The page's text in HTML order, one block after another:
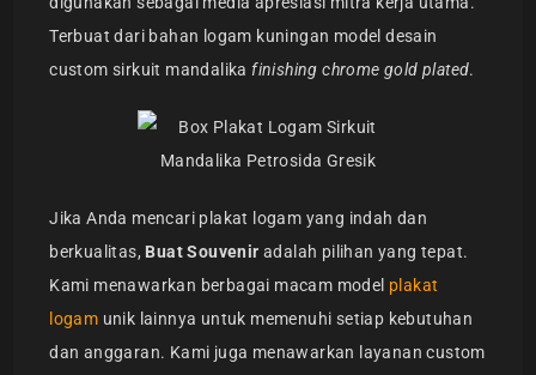
Terbuat dari bahan logam kuningan model desain
custom sirkuit mandalika finishing chrome gold plated.
Jika Anda mencari plakat logam yang indah dan
berkualitas, Buat Souvenir adalah pilihan yang tepat.
Kami menawarkan berbagai macam model plakat
logam unik lainnya untuk memenuhi setiap kebutuhan
dan anggaran. Kami juga menawarkan layanan custom